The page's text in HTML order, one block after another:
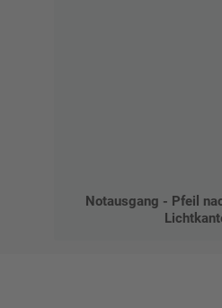
Notausgang - Pfeil